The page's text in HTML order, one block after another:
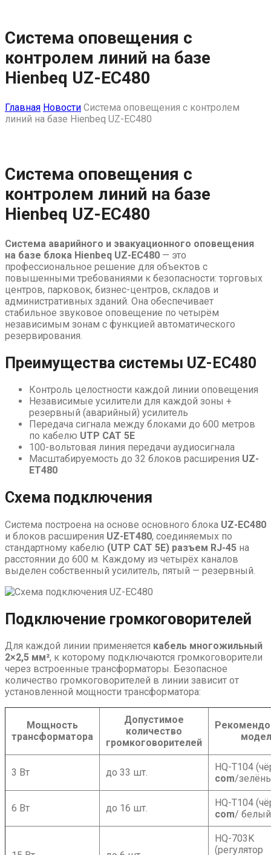
Система оповещения с
контролем линий на базе
Hienbeq UZ-EC480
Главная Новости Система оповещения с контролем
линий на базе Hienbeq UZ-EC480
Skip
to
content
Система оповещения с
контролем линий на базе
Hienbeq UZ-EC480
Система аварийного и эвакуационного оповещения
на базе блока Hienbeq UZ-EC480 — это
профессиональное решение для объектов с
повышенными требованиями к безопасности: торговых
центров, парковок, бизнес-центров, складов и
административных зданий. Она обеспечивает
стабильное звуковое оповещение по четырём
независимым зонам с функцией автоматического
резервирования.
Преимущества системы UZ-EC480
Контроль целостности каждой линии оповещения
Независимые усилители для каждой зоны +
резервный (аварийный) усилитель
Передача сигнала между блоками до 600 метров
по кабелю UTP CAT 5E
100-вольтовая линия передачи аудиосигнала
Масштабируемость до 32 блоков расширения UZ-
ET480
Схема подключения
Система построена на основе основного блока UZ-EC480
и блоков расширения UZ-ET480, соединяемых по
стандартному кабелю (UTP CAT 5E) разъем RJ-45 на
расстоянии до 600 м. Каждому из четырёх каналов
выделен собственный усилитель, пятый — резервный.
Подключение громкоговорителей
Для каждой линии применяется кабель многожильный
2×2,5 мм², к которому подключаются громкоговорители
через встроенные трансформаторы. Безопасное
количество громкоговорителей в линии зависит от
установленной мощности трансформатора:
Мощность
трансформатора
Допустимое
количество
громкоговорителей
3 Вт до 33 шт.
HQ-T104
com/
6 Вт до 16 шт.
HQ-T104
com/
HQ-703K
(регулятор